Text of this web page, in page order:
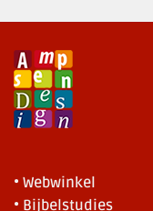
• Webwinkel
• Bijbelstudies